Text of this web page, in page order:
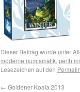
Dieser Beitrag wurde unter
moderne numismatik, perth
Lesezeichen auf den
← Goldener Koala 2013